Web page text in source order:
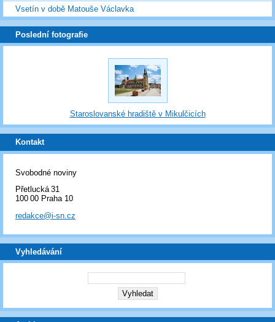
Vsetín v době Matouše Václavka
Poslední fotografie
Staroslovanské hradiště v Mikulčicích
Kontakt
Svobodné noviny
Přetlucká 31
100 00 Praha 10
redakce@i-sn.cz
Vyhledávání